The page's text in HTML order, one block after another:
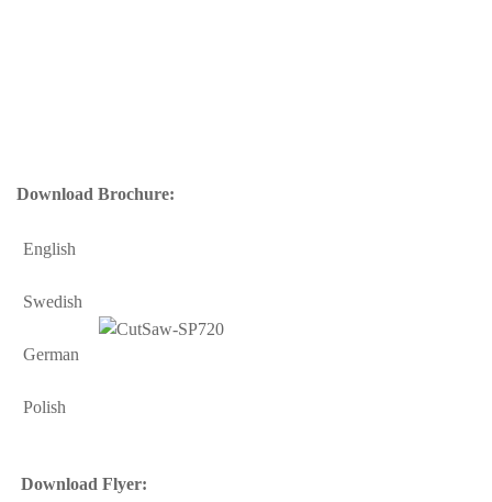
Download Brochure:
English
Swedish
German
Polish
Download Flyer: